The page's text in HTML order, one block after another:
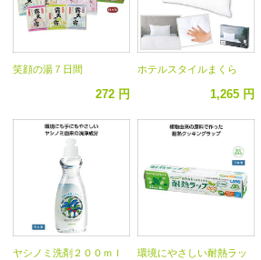
笑顔の湯７日間
272 円
ホテルスタイルまくら
1,265 円
ヤシノミ洗剤２００ｍｌ
環境にやさしい耐熱ラッ